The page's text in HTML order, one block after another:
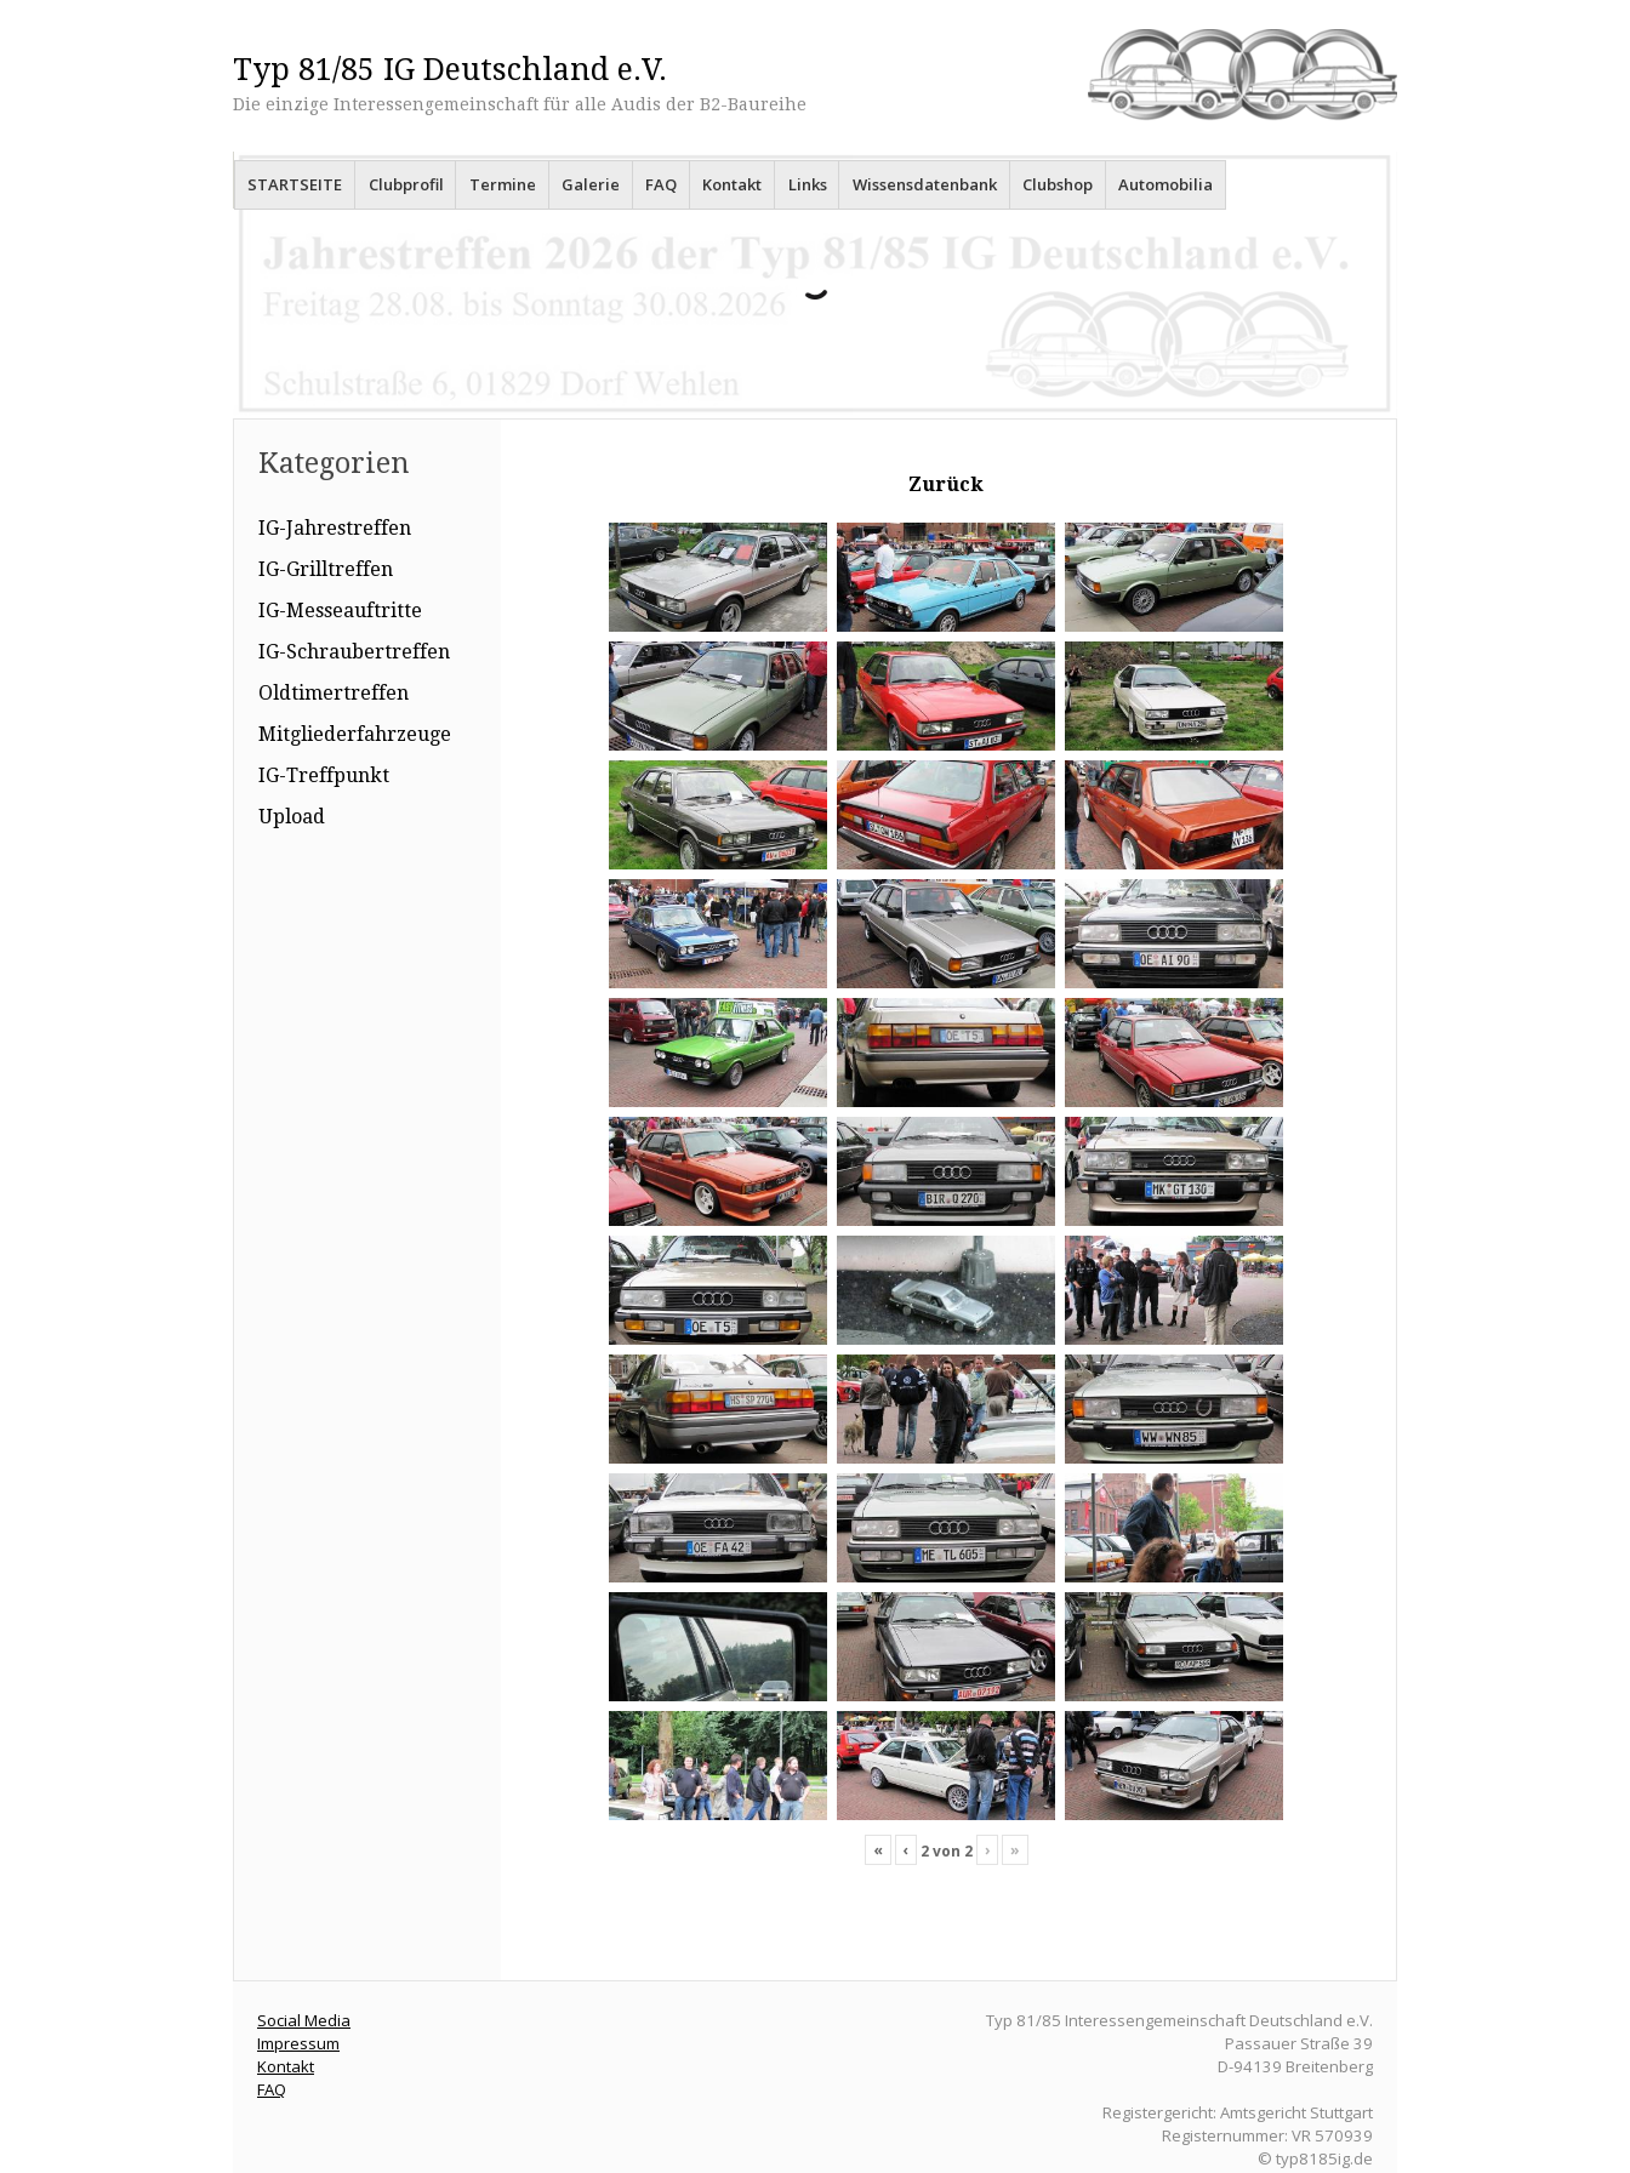
Typ 81/85 IG Deutschland e.V.
Die einzige Interessengemeinschaft für alle Audis der B2-Baureihe
MenüZum Inhalt springen
STARTSEITE Clubprofil Termine Galerie FAQ Kontakt Links Wissensdatenbank Clubshop Automobilia
Kategorien
IG-Jahrestreffen
IG-Grilltreffen
IG-Messeauftritte
IG-Schraubertreffen
Oldtimertreffen
Mitgliederfahrzeuge
IG-Treffpunkt
Upload
Zurück
« ‹ 2von 2 › »
Social Media
Impressum
Kontakt
FAQ
Typ 81/85 Interessengemeinschaft Deutschland e.V.
Passauer Straße 39
D-94139 Breitenberg
Registergericht: Amtsgericht Stuttgart
Registernummer: VR 570939
© typ8185ig.de